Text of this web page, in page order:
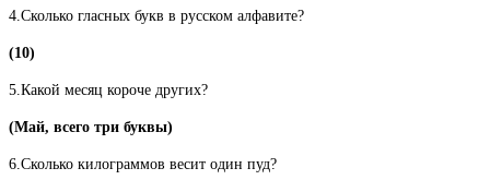
4.Сколько гласных букв в русском алфавите?
(10)
5.Какой месяц короче других?
(Май, всего три буквы)
6.Сколько килограммов весит один пуд?